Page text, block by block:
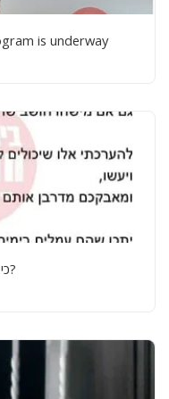
is underway
כי טוב: מאבקכם מוצדק! ומה הגיב גולדברג?